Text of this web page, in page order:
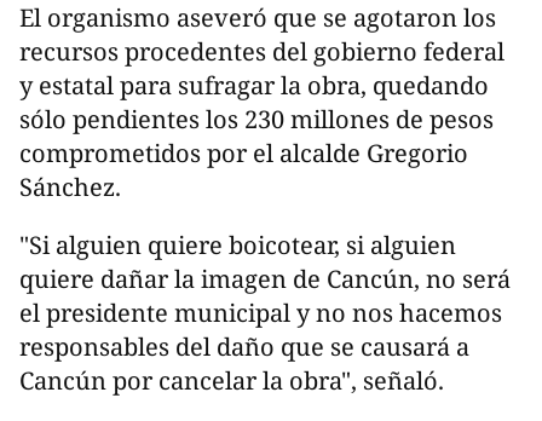
El organismo aseveró que se agotaron los
recursos procedentes del gobierno federal
y estatal para sufragar la obra, quedando
sólo pendientes los 230 millones de pesos
comprometidos por el alcalde Gregorio
Sánchez.
"Si alguien quiere boicotear, si alguien
quiere dañar la imagen de Cancún, no será
el presidente municipal y no nos hacemos
responsables del daño que se causará a
Cancún por cancelar la obra", señaló.